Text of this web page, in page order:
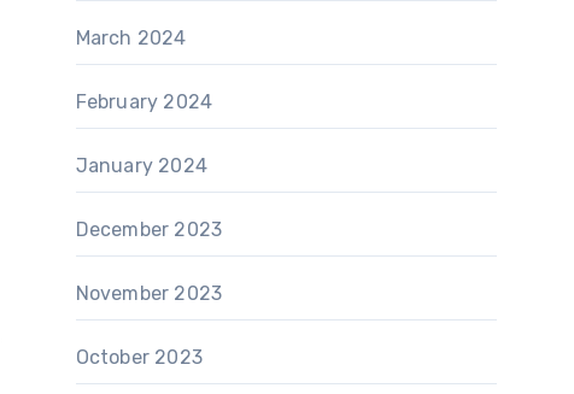
March 2024
February 2024
January 2024
December 2023
November 2023
October 2023